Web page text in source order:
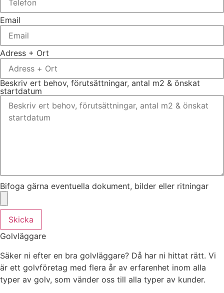
Email
Adress + Ort
Beskriv ert behov, förutsättningar, antal m2 & önskat
startdatum
Bifoga gärna eventuella dokument, bilder eller ritningar
Skicka
Golvläggare
Säker ni efter en bra golvläggare? Då har ni hittat rätt. Vi
är ett golvföretag med flera år av erfarenhet inom alla
typer av golv, som vänder oss till alla typer av kunder.